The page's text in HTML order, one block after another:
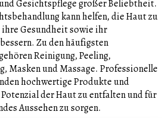
Gesichtspflege großer Beliebtheit.
kann helfen, die Haut zu
Gesundheit sowie ihr
Zu den häufigsten
Reinigung, Peeling,
Masken und Massage. Professionelle
hochwertige Produkte und
der Haut zu entfalten und für
Aussehen zu sorgen.